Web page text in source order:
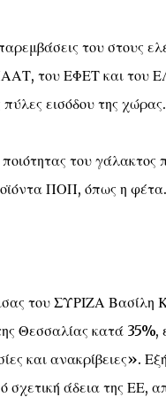
του στους
του ΕΦΕΤ και του
εισόδου της χώρας.
του
ΠΟΠ, όπως η φέτα.
του ΣΥΡΙΖΑ Βασίλη
Θεσσαλίας κατά
και ανακρίβειες».
άδεια της ΕΕ,